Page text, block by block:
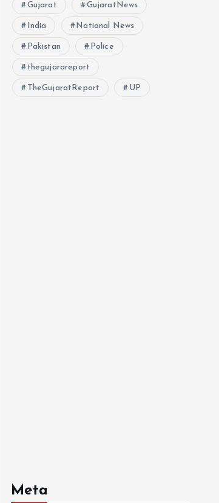
Gujarat GujaratNews
India National News
Pakistan Police
thegujarareport
TheGujaratReport UP
Meta